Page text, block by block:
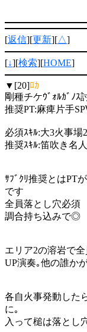
[返信][更新][△]
[↓][検索][HOME]
▼[20]ﾛｶ
剛種チケｳﾞｫﾙｶﾞﾉｽ
推奨PT:麻痺片手
必須ｽｷﾙ:大3火事場2
推奨ｽｷﾙ:笛吹き名
ｻﾌﾞｸﾘ推奨とはPT
です
全員落とし穴必須
調合持ち込みで◎
エリア2の溶岩で
UP演奏｡他の誰か
各自火事発動した
に｡
入って槌は落とし